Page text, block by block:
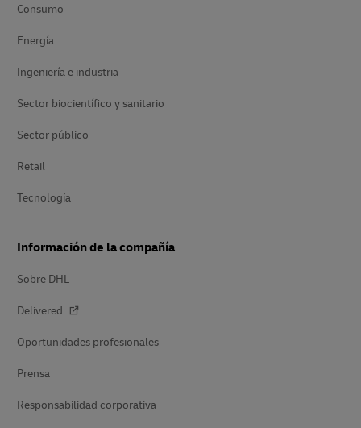
Consumo
Energía
Ingeniería e industria
Sector biocientífico y sanitario
Sector público
Retail
Tecnología
Información de la compañía
Sobre DHL
Delivered
Oportunidades profesionales
Prensa
Responsabilidad corporativa